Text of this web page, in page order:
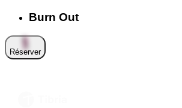
Burn Out
Réserver